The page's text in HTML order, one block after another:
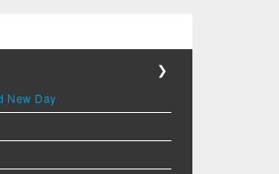
❯
New Day